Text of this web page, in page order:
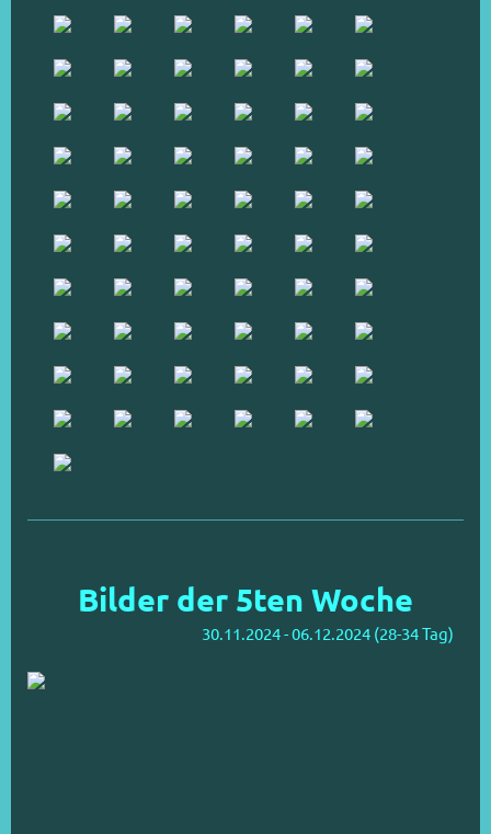
Bilder der 5ten Woche
30.11.2024 - 06.12.2024 (28-34 Tag)